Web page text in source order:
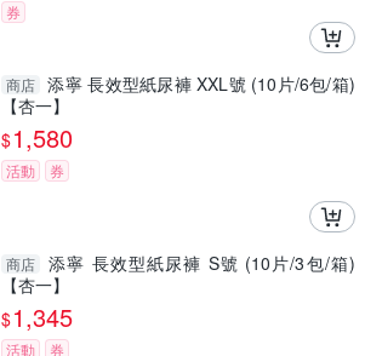
券
商店 添寧 長效型紙尿褲 XXL號 (10片/6包/箱)
【杏一】
$1,580
活動 券
商店
添寧 長效型紙尿褲 S號 (10片/3包/箱)
【杏一】
$1,345
活動 券